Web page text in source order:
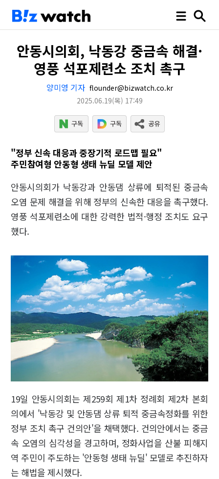
안동시의회, 낙동강 중금속 해결·
영풍 석포제련소 조치 촉구
양미영 기자 flounder@bizwatch.co.kr
2025.06.19(목) 17:49
"정부 신속 대응과 중장기적 로드맵 필요"
주민참여형 안동형 생태 뉴딜 모델 제안
안동시의회가 낙동강과 안동댐 상류에 퇴적된 중금속
오염 문제 해결을 위해 정부의 신속한 대응을 촉구했다.
영풍 석포제련소에 대한 강력한 법적·행정 조치도 요구
했다.
19일 안동시의회는 제259회 제1차 정례회 제2차 본회
의에서 '낙동강 및 안동댐 상류 퇴적 중금속정화를 위한
정부 조치 촉구 건의안'을 채택했다. 건의안에서는 중금
속 오염의 심각성을 경고하며, 정화사업을 산불 피해지
역 주민이 주도하는 '안동형 생태 뉴딜' 모델로 추진하자
는 해법을 제시했다.